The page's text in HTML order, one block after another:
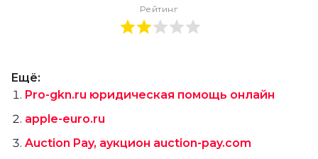
Рейтинг
Ещё:
Pro-gkn.ru юридическая помощь онлайн
apple-euro.ru
Auction Pay, аукцион auction-pay.com